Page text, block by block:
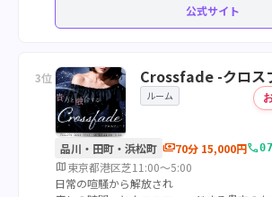
公式サイト
3位 Crossfade -クロス
ルーム
品川・田町・浜松町 payments70分 15,000円call
map東京都港区芝11:00〜5:00
日常の喧騒から解放され